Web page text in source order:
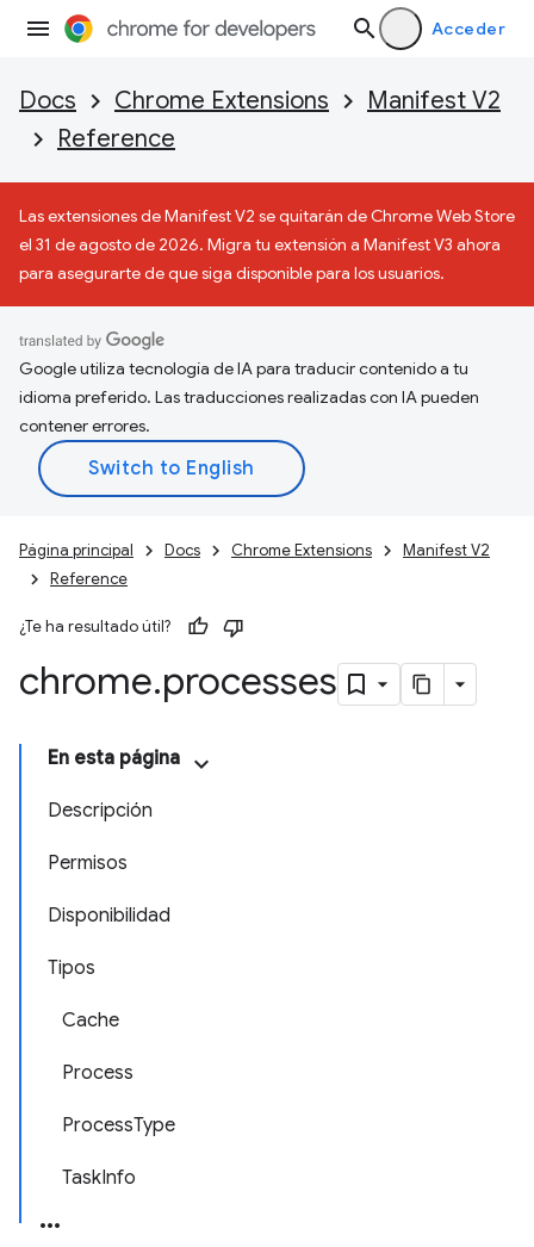
Acceder
Docs Chrome Extensions
Manifest V2
Reference
Las extensiones de Manifest V2 se quitarán de Chrome Web Store
el 31 de agosto de 2026. Migra tu extensión a Manifest V3 ahora
para asegurarte de que siga disponible para los usuarios.
Google utiliza tecnología de IA para traducir contenido a tu
idioma preferido. Las traducciones realizadas con IA pueden
contener errores.
Página principal Docs Chrome Extensions
Manifest V2
Reference
¿Te ha resultado útil?
chrome.processes
En esta página
Descripción
Permisos
Disponibilidad
Tipos
Cache
Process
ProcessType
TaskInfo